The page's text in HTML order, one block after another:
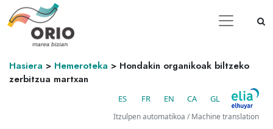
Hasiera > Hemeroteka > Hondakin organikoak biltzeko
zerbitzua martxan
ES FR EN CA GL
Itzulpen automatikoa / Machine translation